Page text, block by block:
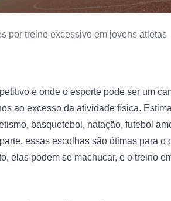
por treino excessivo em jovens atletas
e onde o esporte pode ser um
ao excesso da atividade física.
basquetebol, natação, futebol
essas escolhas são ótimas para
elas podem se machucar, e o treino